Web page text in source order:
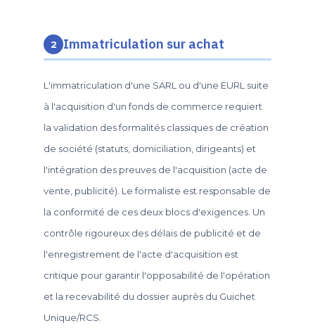
2 Immatriculation sur achat
L'immatriculation d'une SARL ou d'une EURL suite
à l'acquisition d'un fonds de commerce requiert
la validation des formalités classiques de création
de société (statuts, domiciliation, dirigeants) et
l'intégration des preuves de l'acquisition (acte de
vente, publicité). Le formaliste est responsable de
la conformité de ces deux blocs d'exigences. Un
contrôle rigoureux des délais de publicité et de
l'enregistrement de l'acte d'acquisition est
critique pour garantir l'opposabilité de l'opération
et la recevabilité du dossier auprès du Guichet
Unique/RCS.